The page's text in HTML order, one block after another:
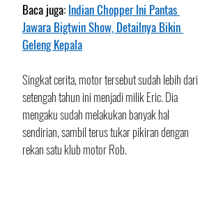
Baca juga: Indian Chopper Ini Pantas
Jawara Bigtwin Show, Detailnya Bikin
Geleng Kepala
Singkat cerita, motor tersebut sudah lebih dari
setengah tahun ini menjadi milik Eric. Dia
mengaku sudah melakukan banyak hal
sendirian, sambil terus tukar pikiran dengan
rekan satu klub motor Rob.